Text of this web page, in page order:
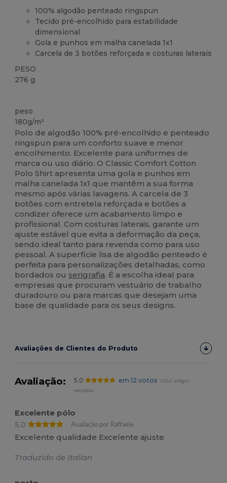
100% algodão penteado ringspun
Tecido pré-encolhido para estabilidade
dimensional
Gola e punhos em malha canelada 1x1
Carcela de 3 botões reforçada e costuras laterais
PESO
276 g.
peso
180g/m²
Polo de algodão 100% pré-encolhido e penteado
ringspun para um conforto suave e menor
encolhimento. Excelente para uniformes de
marca ou uso diário. O Classic Comfort Cotton
Polo Shirt apresenta uma gola e punhos em
malha canelada 1x1 que mantêm a sua forma
mesmo após várias lavagens. A carcela de 3
botões com entretela reforçada e botões a
condizer oferece um acabamento limpo e
profissional. Com costuras laterais, garante um
ajuste estável que evita a deformação da peça,
sendo ideal tanto para revenda como para uso
pessoal. A superfície lisa de algodão penteado é
perfeita para personalizações detalhadas, como
bordados ou serigrafia. É a escolha ideal para
empresas que procuram vestuário de trabalho
duradouro ou para marcas que desejam uma
base de qualidade para os seus designs.
Avaliações de Clientes do Produto
Avaliação: 5.0 em 12 votos
1062 artigos
vendidos
Excelente pólo
5.0
Avaliação por Raffaele
Excelente qualidade Excelente ajuste
Traduzido de Italian